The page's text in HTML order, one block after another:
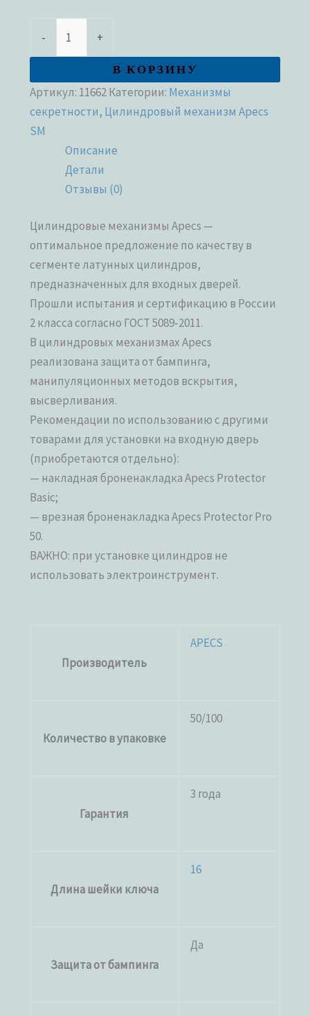
- +
В КОРЗИНУ
Артикул: 11662Категории: Механизмы
секретности, Цилиндровый механизм Apecs
SM
Описание
Детали
Отзывы (0)
Цилиндровые механизмы Apecs —
оптимальное предложение по качеству в
сегменте латунных цилиндров,
предназначенных для входных дверей.
Прошли испытания и сертификацию в России
2 класса согласно ГОСТ 5089-2011.
В цилиндровых механизмах Apecs
реализована защита от бампинга,
манипуляционных методов вскрытия,
высверливания.
Рекомендации по использованию с другими
товарами для установки на входную дверь
(приобретаются отдельно):
— накладная броненакладка Apecs Protector
Basic;
— врезная броненакладка Apecs Protector Pro
50.
ВАЖНО: при установке цилиндров не
использовать электроинструмент.
Производитель
APECS
Количество в упаковке
50/100
Гарантия
3 года
Длина шейки ключа
16
Защита от бампинга
Да